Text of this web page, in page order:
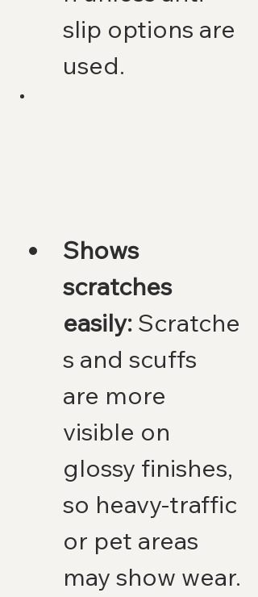
slip options are
used.
Shows
scratches
easily: Scratche
s and scuffs
are more
visible on
glossy finishes,
so heavy-traffic
or pet areas
may show wear.